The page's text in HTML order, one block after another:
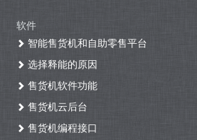
软件
智能售货机和自助零售平台
选择释能的原因
售货机软件功能
售货机云后台
售货机编程接口